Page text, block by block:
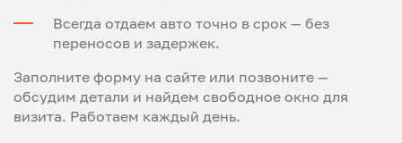
Всегда отдаем авто точно в срок — без
переносов и задержек.
Заполните форму на сайте или позвоните —
обсудим детали и найдем свободное окно для
визита. Работаем каждый день.